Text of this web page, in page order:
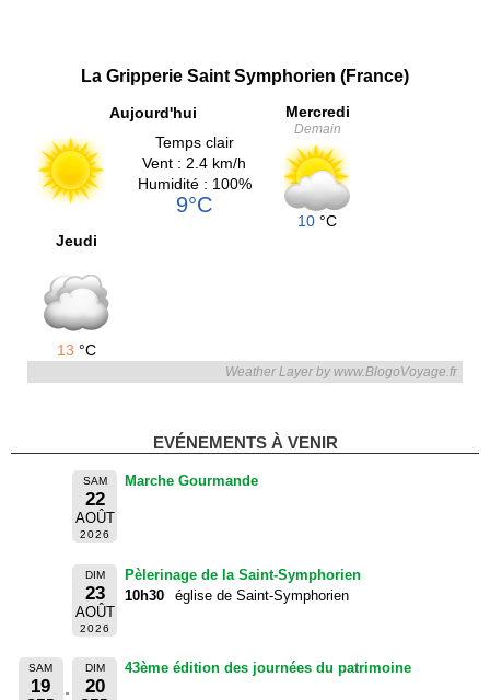
La Gripperie Saint Symphorien (France)
Aujourd'hui
Temps clair
Vent : 2.4 km/h
Humidité : 100%
9°C
Mercredi
Demain
10 °C
Jeudi
13 °C
Weather Layer by www.BlogoVoyage.fr
EVÉNEMENTS À VENIR
SAM
22
AOÛT
2026
Marche Gourmande
DIM
23
AOÛT
2026
Pèlerinage de la Saint-Symphorien
10h30
église de Saint-Symphorien
SAM
19
DIM
20
43ème édition des journées du patrimoine